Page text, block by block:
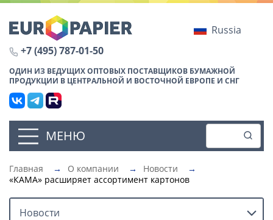
Russia
+7 (495) 787-01-50
ОДИН ИЗ ВЕДУЩИХ ОПТОВЫХ ПОСТАВЩИКОВ БУМАЖНОЙ
ПРОДУКЦИИ В ЦЕНТРАЛЬНОЙ И ВОСТОЧНОЙ ЕВРОПЕ И СНГ
МЕНЮ
Главная → О компании → Новости
→
«КАМА» расширяет ассортимент картонов
Новости